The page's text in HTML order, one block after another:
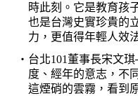
時此刻。它是教育孩
也是台灣史實珍貴的
力，更值得年輕人效
‧台北101 董事長宋文
度、經年的意志，不
這煙硝的雲霧，看到